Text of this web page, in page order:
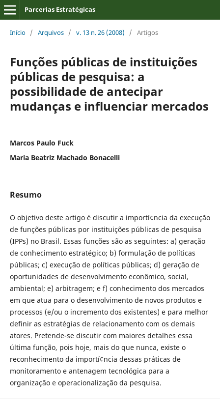
Parcerias Estratégicas
Início / Arquivos / v. 13 n. 26 (2008) / Artigos
Funções públicas de instituições
públicas de pesquisa: a
possibilidade de antecipar
mudanças e influenciar mercados
Marcos Paulo Fuck
Maria Beatriz Machado Bonacelli
Resumo
O objetivo deste artigo é discutir a importí¢ncia da execução
de funções públicas por instituições públicas de pesquisa
(IPPs) no Brasil. Essas funções são as seguintes: a) geração
de conhecimento estratégico; b) formulação de políticas
públicas; c) execução de políticas públicas; d) geração de
oportunidades de desenvolvimento econômico, social,
ambiental; e) arbitragem; e f) conhecimento dos mercados
em que atua para o desenvolvimento de novos produtos e
processos (e/ou o incremento dos existentes) e para melhor
definir as estratégias de relacionamento com os demais
atores. Pretende-se discutir com maiores detalhes essa
última função, pois hoje, mais do que nunca, existe o
reconhecimento da importí¢ncia dessas práticas de
monitoramento e antenagem tecnológica para a
organização e operacionalização da pesquisa.